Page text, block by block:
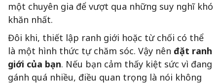
một chuyên gia để vượt qua những suy nghĩ khó
khăn nhất.
Đôi khi, thiết lập ranh giới hoặc từ chối có thể
là một hình thức tự chăm sóc. Vậy nên đặt ranh
giới của bạn. Nếu bạn cảm thấy kiệt sức vì đang
gánh quá nhiều, điều quan trọng là nói không